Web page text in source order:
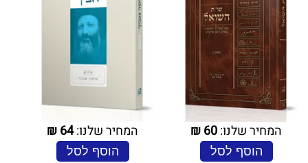
המחיר שלנו:60
₪
הוסף לסל
המחיר שלנו:64
₪
הוסף לסל